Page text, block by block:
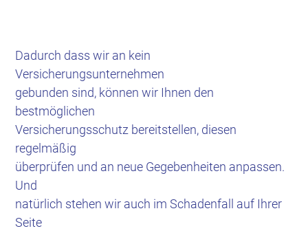
Dadurch dass wir an kein
Versicherungsunternehmen
gebunden sind, können wir Ihnen den
bestmöglichen
Versicherungsschutz bereitstellen, diesen
regelmäßig
überprüfen und an neue Gegebenheiten anpassen.
Und
natürlich stehen wir auch im Schadenfall auf Ihrer
Seite